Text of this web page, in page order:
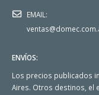
EMAIL:
ENVÍOS:
Los precios publicados
Aires. Otros destinos, el